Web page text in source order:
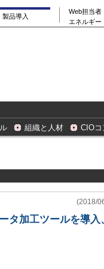
製品導入
Web担当者
エネルギー
組織と人材 CIOコ
(2018/
タ加工ツールを導入